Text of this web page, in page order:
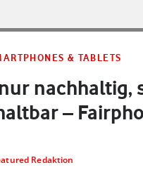
& TABLETS
nachhaltig,
–
Redaktion